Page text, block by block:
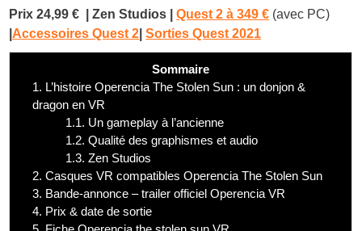
Prix 24,99 € | Zen Studios |Quest 2 à349 € (avec PC)
Accessoires Quest 2 |Sorties Quest 2021
Sommaire
1. L’histoire Operencia The Stolen Sun : un donjon &
dragon en VR
1.1. Un gameplay à l’ancienne
1.2. Qualité des graphismes et audio
1.3. Zen Studios
2. Casques VR compatibles Operencia The Stolen Sun
3. Bande-annonce – trailer officiel Operencia VR
4. Prix & date de sortie